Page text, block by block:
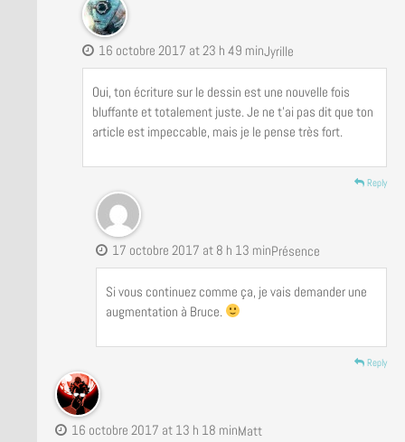
Jyrille
16 octobre 2017 at 23 h 49 min
Oui, ton écriture sur le dessin est une nouvelle fois
bluffante et totalement juste. Je ne t’ai pas dit que ton
article est impeccable, mais je le pense très fort.
Reply
Présence
17 octobre 2017 at 8 h 13 min
Si vous continuez comme ça, je vais demander une
augmentation à Bruce.
Reply
Matt
16 octobre 2017 at 13 h 18 min